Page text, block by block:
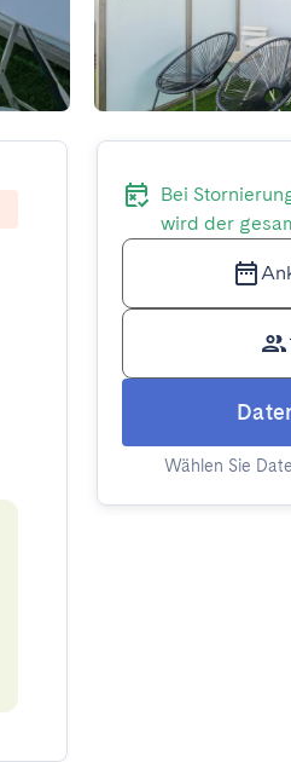
Bei
wird der
Wählen Sie